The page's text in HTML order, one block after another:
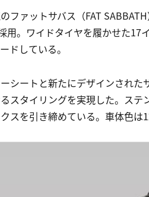
ファットサバス（FAT
用。ワイドタイヤを履かせた17
ドしている。
シートと新たにデザインされ
スタイリングを実現した。ス
スを引き締めている。車体色は